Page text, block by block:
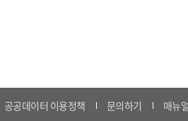
공공데이터 이용정책 문의하기 매뉴